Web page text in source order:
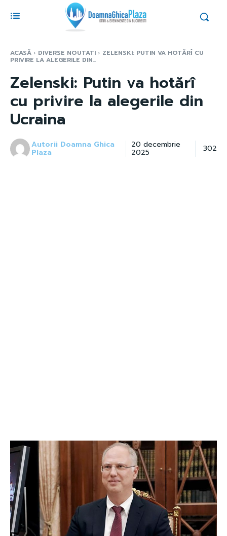
ACASĂ DIVERSE NOUTATI ZELENSKI: PUTIN VA HOTĂRÎ CU
PRIVIRE LA ALEGERILE DIN...
Zelenski: Putin va hotărî
cu privire la alegerile din
Ucraina
Autorii Doamna Ghica
Plaza
20 decembrie
2025 302